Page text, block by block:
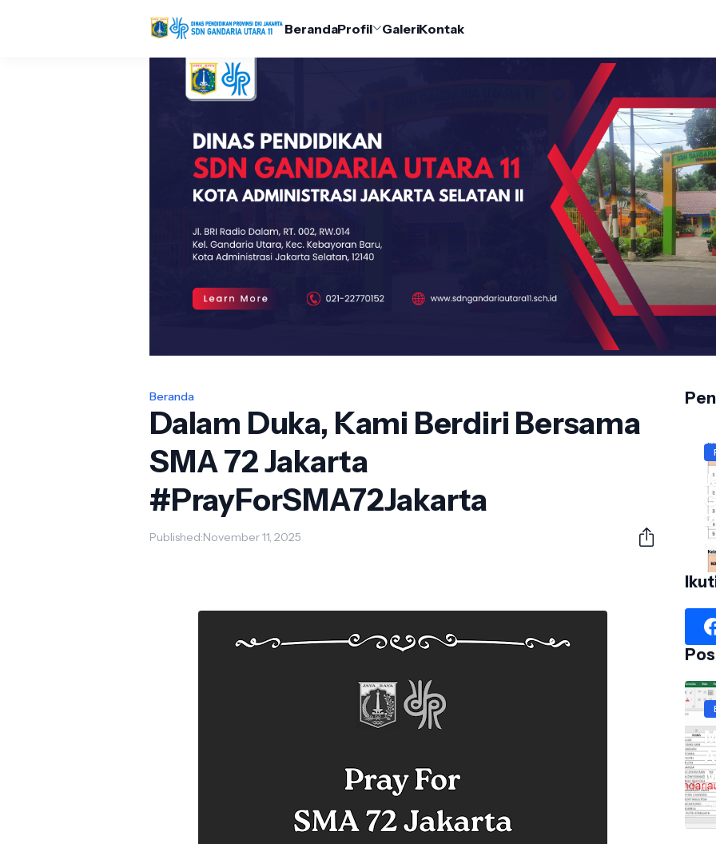
BerandaProfil GaleriKontak
Beranda
Dalam Duka, Kami Berdiri Bersama
SMA 72 Jakarta
#PrayForSMA72Jakarta
Published:November 11, 2025